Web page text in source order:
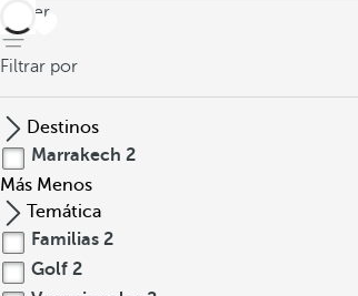
volver
Filtrar por
Destinos
Marrakech 2
Más Menos
Temática
Familias 2
Golf 2